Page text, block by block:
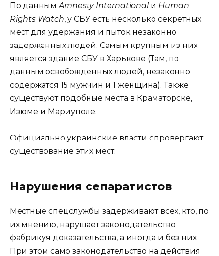
По данным Amnesty Internationalи Human
Rights Watch, у СБУ есть несколько секретных
мест для удержания и пыток незаконно
задержанных людей. Самым крупным из них
является здание СБУ в Харькове (Там, по
данным освобожденных людей, незаконно
содержатся 15 мужчин и 1 женщина). Также
существуют подобные места в Краматорске,
Изюме и Мариуполе.
Официально украинские власти опровергают
существование этих мест.
Нарушения сепаратистов
Местные спецслужбы задерживают всех, кто, по
их мнению, нарушает законодательство
фабрикуя доказательства, а иногда и без них.
При этом само законодательство на действия